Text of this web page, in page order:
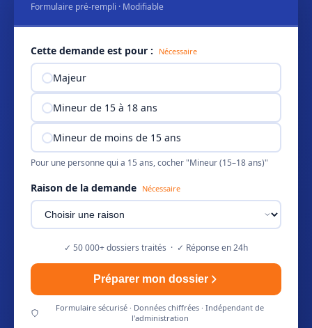
Formulaire pré-rempli · Modifiable
Cette demande est pour : Nécessaire
Majeur
Mineur de 15 à 18 ans
Mineur de moins de 15 ans
Pour une personne qui a 15 ans, cocher "Mineur (15–18 ans)"
Raison de la demande Nécessaire
✓ 50 000+ dossiers traités · ✓ Réponse en 24h
Préparer mon dossier
Formulaire sécurisé · Données chiffrées · Indépendant de
l'administration